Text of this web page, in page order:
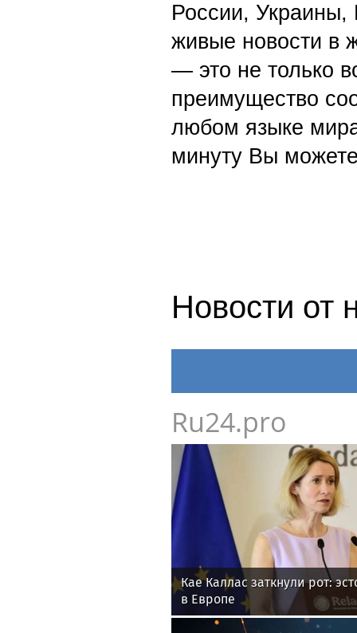
России,
живые новости в
— это не только
преимущество
любом языке
минуту Вы
Новости от
Ru24.pro
Кае Каллас заткнули рот:
в Европе